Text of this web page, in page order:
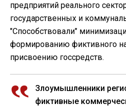
предприятий реального
государственных и
"Способствовали"
формированию фиктивного
присвоению госсредств.
Злоумышленники
фиктивные